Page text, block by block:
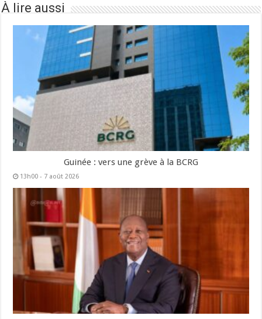
À lire aussi
Guinée : vers une grève à la BCRG
13h00 - 7 août 2026